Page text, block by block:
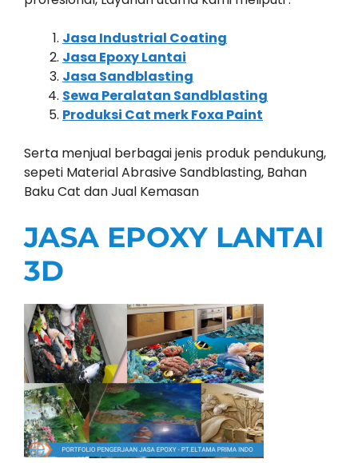
Jasa Industrial Coating
Jasa Epoxy Lantai
Jasa Sandblasting
Sewa Peralatan Sandblasting
Produksi Cat merk Foxa Paint
Serta menjual berbagai jenis produk pendukung,
sepeti Material Abrasive Sandblasting, Bahan
Baku Cat dan Jual Kemasan
JASA EPOXY LANTAI
3D